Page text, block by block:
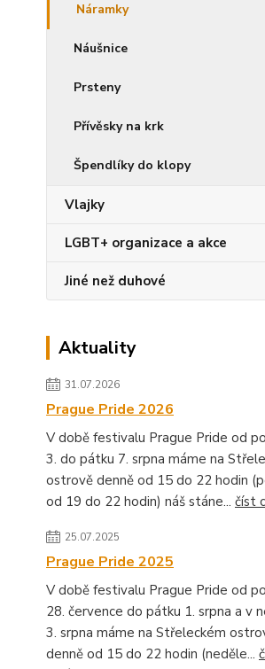
Náramky
Náušnice
Prsteny
Přívěsky na krk
Špendlíky do klopy
Vlajky
LGBT+ organizace a akce
Jiné než duhové
Aktuality
31.07.2026
Prague Pride 2026
V době festivalu Prague Pride od
3. do pátku 7. srpna máme na
ostrově denně od 15 do 22 hodin
od 19 do 22 hodin) náš stáne... číst
25.07.2025
Prague Pride 2025
V době festivalu Prague Pride od
28. července do pátku 1. srpna a v
3. srpna máme na Střeleckém
denně od 15 do 22 hodin (neděle...